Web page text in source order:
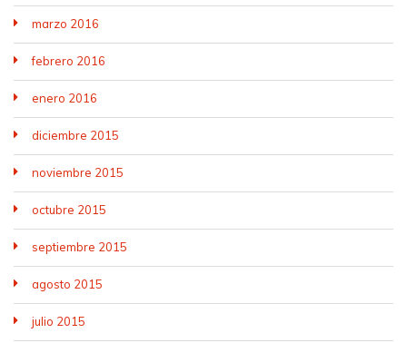
marzo 2016
febrero 2016
enero 2016
diciembre 2015
noviembre 2015
octubre 2015
septiembre 2015
agosto 2015
julio 2015